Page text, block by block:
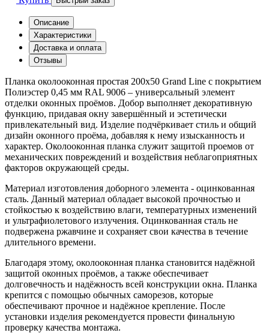
Описание
Характеристики
Доставка и оплата
Отзывы
Планка околооконная простая 200x50 Grand Line с покрытием
Полиэстер 0,45 мм RAL 9006 – универсальный элемент
отделки оконных проёмов. Добор выполняет декоративную
функцию, придавая окну завершённый и эстетически
привлекательный вид. Изделие подчёркивает стиль и общий
дизайн оконного проёма, добавляя к нему изысканность и
характер. Околооконная планка служит защитой проемов от
механических повреждений и воздействия неблагоприятных
факторов окружающей среды.
Материал изготовления доборного элемента - оцинкованная
сталь. Данный материал обладает высокой прочностью и
стойкостью к воздействию влаги, температурных изменений
и ультрафиолетового излучения. Оцинкованная сталь не
подвержена ржавчине и сохраняет свои качества в течение
длительного времени.
Благодаря этому, околооконная планка становится надёжной
защитой оконных проёмов, а также обеспечивает
долговечность и надёжность всей конструкции окна. Планка
крепится с помощью обычных саморезов, которые
обеспечивают прочное и надёжное крепление. После
установки изделия рекомендуется провести финальную
проверку качества монтажа.